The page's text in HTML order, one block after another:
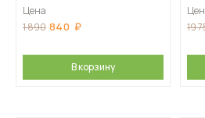
Цена
1 890 840
В корзину
19